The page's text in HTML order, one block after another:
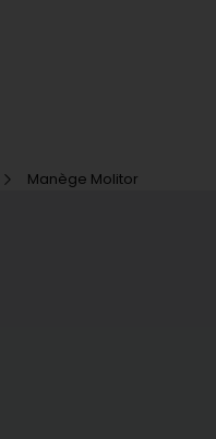
Manège Molitor